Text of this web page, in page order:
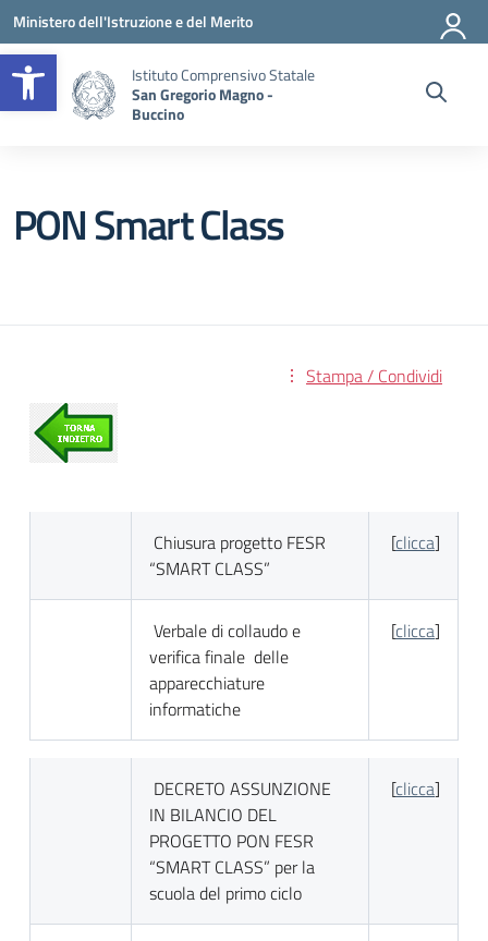
Apri la barra degli strumenti
Vai ai contenuti
Vai al menu di navigazione
Vai al footer
Ministero dell'Istruzione e del Merito
Istituto Comprensivo Statale
San Gregorio Magno -
Buccino
PON Smart Class
Stampa / Condividi
Chiusura progetto FESR
“SMART CLASS”
[clicca]
Verbale di collaudo e
verifica finale delle
apparecchiature
informatiche
[clicca]
DECRETO ASSUNZIONE
IN BILANCIO DEL
PROGETTO PON FESR
“SMART CLASS” per la
scuola del primo ciclo
[clicca]